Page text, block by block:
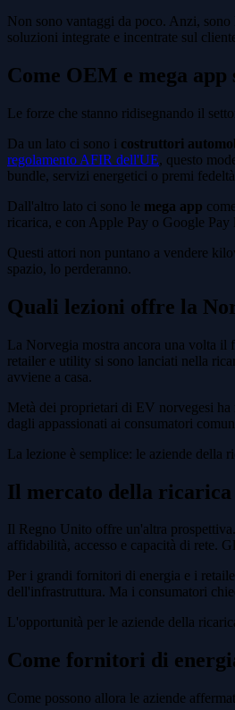
Non sono vantaggi da poco. Anzi, sono
soluzioni integrate e incentrate sul
Come OEM e mega
Le forze che stanno ridisegnando il
Da un lato ci sono i costruttori
regolamento AFIR dell'UE, questo
bundle, servizi energetici o premi
Dall'altro lato ci sono le mega app
ricarica, e con Apple Pay o Google
Questi attori non puntano a vendere
spazio, lo perderanno.
Quali lezioni offre la
La Norvegia mostra ancora una volta il
retailer e utility si sono lanciati nella
avviene a casa.
Metà dei proprietari di EV norvegesi
dagli appassionati ai consumatori
La lezione è semplice: le aziende della
Il mercato della ricarica
Il Regno Unito offre un'altra
affidabilità, accesso e capacità di rete.
Per i grandi fornitori di energia e i
dell'infrastruttura. Ma i consumatori
L'opportunità per le aziende della
Come fornitori di
Come possono allora le aziende